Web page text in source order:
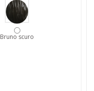
Bruno scuro